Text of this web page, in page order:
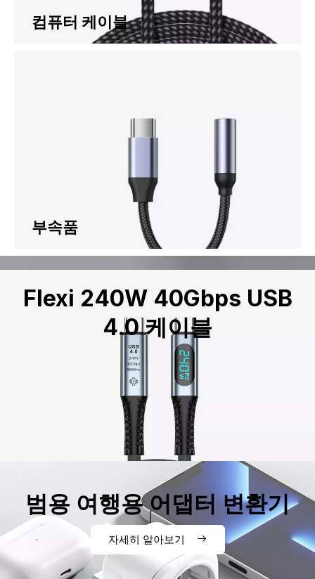
컴퓨터 케이블
부속품
Flexi 240W 40Gbps USB
4.0 케이블
범용 여행용 어댑터 변환기
자세히 알아보기